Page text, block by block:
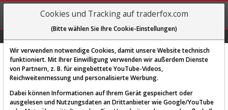
REGIS-
TRIEREN
Diese Funktion ist nur für
Cookies und Tracking auf traderfox.com
(Bitte wählen Sie Ihre Cookie-Einstellungen)
Wir verwenden notwendige Cookies, damit unsere Website technisch
funktioniert. Mit Ihrer Einwilligung verwenden wir außerdem Dienste
von Partnern, z. B. für eingebettete YouTube-Videos,
Reichweitenmessung und personalisierte Werbung.
Dabei können Informationen auf Ihrem Gerät gespeichert oder
ausgelesen und Nutzungsdaten an Drittanbieter wie Google/YouTube